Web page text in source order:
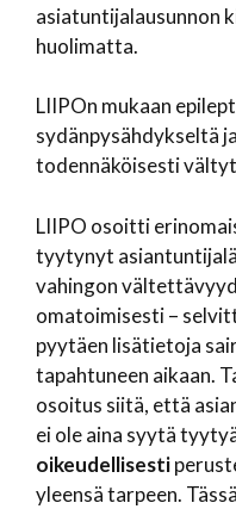
asiatuntijalausunnon
huolimatta.
LIIPOn mukaan
sydänpysähdykseltä
todennäköisesti
LIIPO osoitti
tyytynyt
vahingon
omatoimisesti –
pyytäen lisätietoja
tapahtuneen aikaan.
osoitus siitä, että
ei ole aina syytä
oikeudellisesti
yleensä tarpeen.